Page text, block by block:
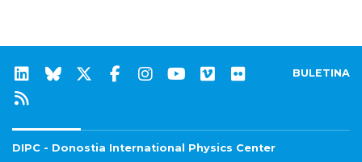
BULETINA
DIPC - Donostia International Physics Center